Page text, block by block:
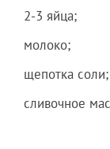
2-3 яйца;
молоко;
щепотка соли;
сливочное